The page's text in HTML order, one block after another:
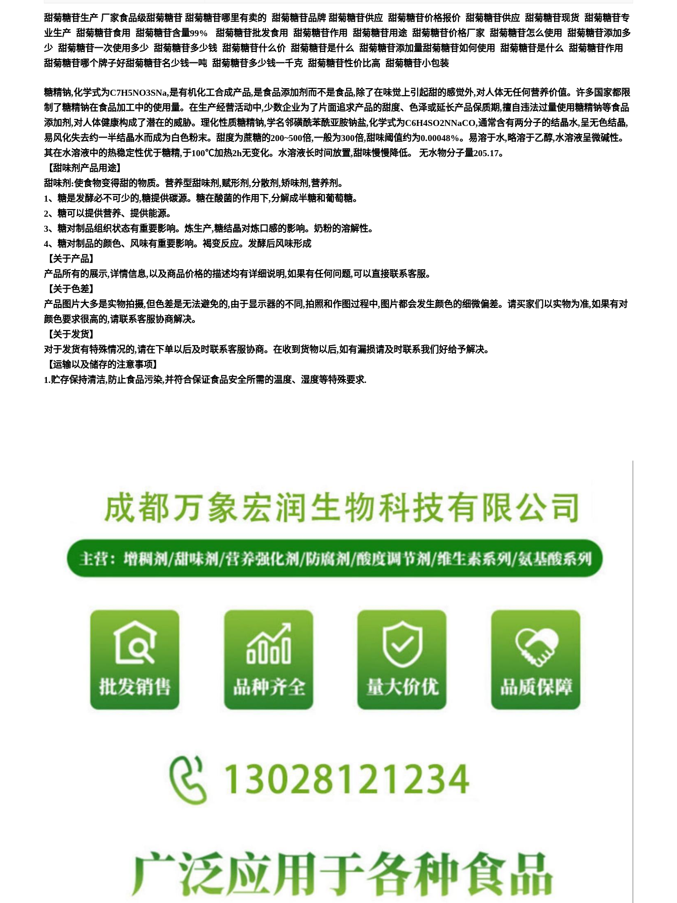
甜菊糖苷生产 厂家食品级甜菊糖苷 甜菊糖苷哪里有卖的 甜菊糖苷品牌 甜菊糖苷供应 甜菊糖苷价格报价 甜菊糖苷供应 甜菊糖苷现货 甜菊糖苷专
业生产 甜菊糖苷食用 甜菊糖苷含量99% 甜菊糖苷批发食用 甜菊糖苷作用 甜菊糖苷用途 甜菊糖苷价格厂家 甜菊糖苷怎么使用 甜菊糖苷添加多
少 甜菊糖苷一次使用多少 甜菊糖苷多少钱 甜菊糖苷什么价 甜菊糖苷是什么 甜菊糖苷添加量甜菊糖苷如何使用 甜菊糖苷是什么 甜菊糖苷作用
甜菊糖苷哪个牌子好甜菊糖苷名少钱一吨 甜菊糖苷多少钱一千克 甜菊糖苷性价比高 甜菊糖苷小包装
糖精钠,化学式为C7H5NO3SNa,是有机化工合成产品,是食品添加剂而不是食品,除了在味觉上引起甜的感觉外,对人体无任何营养价值。许多国家都限
制了糖精钠在食品加工中的使用量。在生产经营活动中,少数企业为了片面追求产品的甜度、色泽或延长产品保质期,擅自违法过量使用糖精钠等食品
添加剂,对人体健康构成 了潜在的威胁。 理化性质糖精钠,学名邻磺酰苯酰亚胺钠盐,化学式为C6H4SO2NNaCO,通常含有两分子的结晶水,呈无色结晶,
易风化失去约一半结晶水而成为白色粉末。甜度为蔗糖的200~500倍,一般为300倍,甜味阈值约为0.00048%。易溶于水,略溶于乙醇,水溶液呈微碱性。
其在水溶液中的热稳定性优于糖精,于100℃加热2h无变化。水溶液长时间放置,甜味慢慢降低。 无水物分子量205.17。
【甜味剂产品用途】
甜味剂:使食物变得甜的物质。 营养型甜味剂,赋形剂,分散剂,矫味剂,营养剂。
1、糖是发酵必不可少的,糖提供碳源。糖在酸菌的作用下,分解成半糖和葡萄糖。
2、糖可以提供营养、提供能源。
3、糖对制品组织状态有重要影响。炼生产,糖结晶对炼口感的影响。奶粉的溶解性。
4、糖对制品的颜色、风味有重要影响。褐变反应。发酵后风味形成
【关于产品】
产品所有的展示,详情信息,以及商品价格的描述均有详细说明,如果有任何问题,可以直接联系客服。
【关于色差】
产品图片大多是实物拍摄,但色差是无法避免的,由于显示器的不同,拍照和作图过程中,图片都会发生颜色的细微偏差。请买家们以实物为准,如果有对
颜色要求很高的,请联系客服协商解决。
【关于发货】
对于发货有特殊情况的,请在下单以后及时联系客服协商。在收到货物以后,如有漏损请及时联系我们好给予解决。
【运输以及储存的注意事项】
1.贮存保持清洁,防止食品污染,并符合保证食品安全所需的温度、湿度等特殊要求.